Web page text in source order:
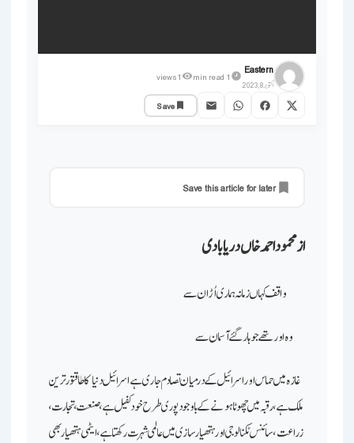
آراء
غازہ اور اسرائیل ہاتھی اور چیونٹی کا مقابلہ
Eastern
اکتوبر 8, 2023
1 min read
1
views
Save
Save this article for later
از ـ محمود احمد خاں دریابادی
واقف کہاں زمانہ ہماری اُڑان سے
وہ اور تھے جو ہار گئے آسمان سے
غازہ میں حماس اور اسرائیل کے درمیان تصادم جاری ہے ـ اسرائیل دنیا کا طاقتور ترین
ملک ہے، رقبہ میں چھوٹا ہونے کے باوجود پوری طرح خود کفیل ہے، صنعت، تجارت،
زراعت، سائنس ٹکنالوجی اور ہتھیار سازی میں عالمی شہرت رکھتا ہے، ایٹمی ہتھیار بھی